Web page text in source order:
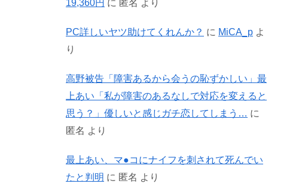
PC詳しいヤツ助けてくれんか？ に MiCA_p よ
り
高野被告「障害あるから会うの恥ずかしい」最
上あい「私が障害のあるなしで対応を変えると
思う？」優しいと感じガチ恋してしまう…
に
匿名 より
最上あい、マ●コにナイフを刺されて死んでい
たと判明 に 匿名 より